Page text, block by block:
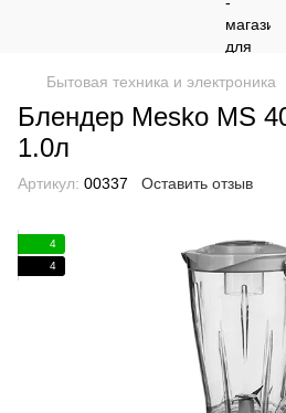
Бытовая техника и электроника
Блендер Mesko MS
1.0л
Артикул: 00337 Оставить отзыв
4
4